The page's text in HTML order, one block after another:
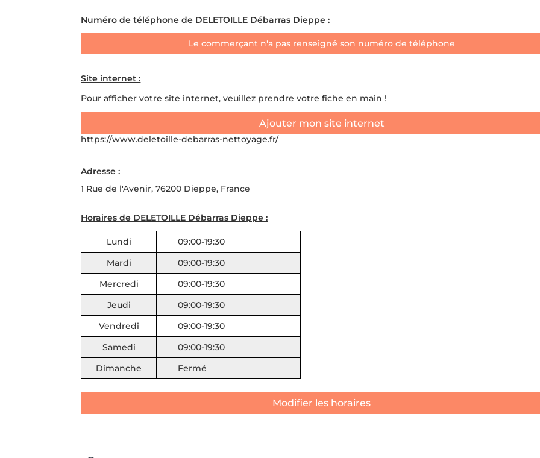
Numéro de téléphone de DELETOILLE Débarras Dieppe :
Le commerçant n'a pas renseigné son numéro de téléphone
Site internet :
Pour afficher votre site internet, veuillez prendre votre fiche en main !
Ajouter mon site internet
https://www.deletoille-debarras-nettoyage.fr/
Adresse :
1 Rue de l'Avenir, 76200 Dieppe, France
Horaires de DELETOILLE Débarras Dieppe :
Lundi
09:00-19:30
Mardi
09:00-19:30
Mercredi
09:00-19:30
Jeudi
09:00-19:30
Vendredi
09:00-19:30
Samedi
09:00-19:30
Dimanche
Fermé
Modifier les horaires